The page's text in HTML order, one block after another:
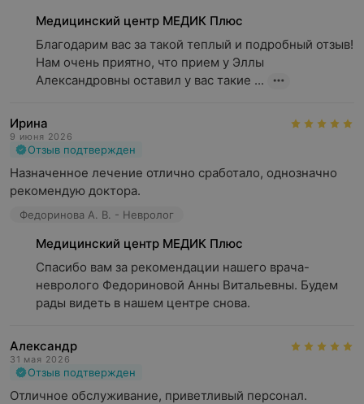
Медицинский центр МЕДИК Плюс
Благодарим вас за такой теплый и подробный отзыв!
Нам очень приятно, что прием у Эллы
Александровны оставил у вас такие ...
Ирина
9 июня 2026
Отзыв подтвержден
Назначенное лечение отлично сработало, однозначно
рекомендую доктора.
Федоринова А. В. - Невролог
Медицинский центр МЕДИК Плюс
Спасибо вам за рекомендации нашего врача-
невролого Федориновой Анны Витальевны. Будем
рады видеть в нашем центре снова.
Александр
31 мая 2026
Отзыв подтвержден
Отличное обслуживание, приветливый персонал.